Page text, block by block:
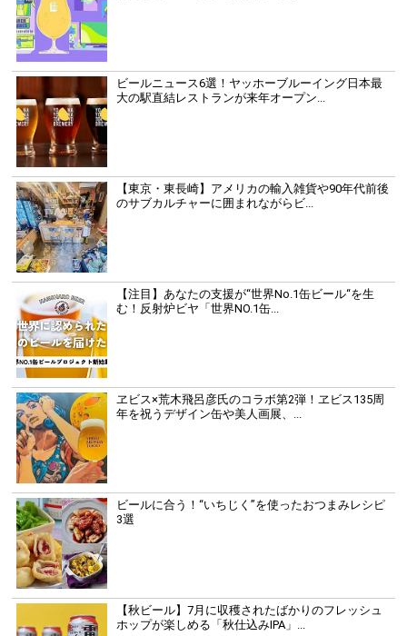
ビールニュース6選！ヤッホーブルーイング日本最
大の駅直結レストランが来年オープン...
【東京・東長崎】アメリカの輸入雑貨や90年代前後
のサブカルチャーに囲まれながらビ...
【注目】あなたの支援が“世界No.1缶ビール“を生
む！反射炉ビヤ「世界NO.1缶...
ヱビス×荒木飛呂彦氏のコラボ第2弾！ヱビス135周
年を祝うデザイン缶や美人画展、...
ビールに合う！“いちじく”を使ったおつまみレシピ
3選
【秋ビール】7月に収穫されたばかりのフレッシュ
ホップが楽しめる「秋仕込みIPA」...